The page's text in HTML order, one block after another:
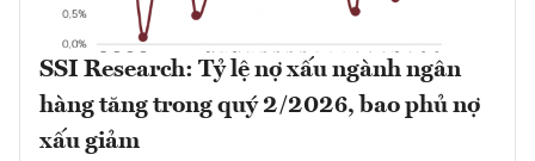
SSI Research: Tỷ lệ nợ xấu ngành ngân
hàng tăng trong quý 2/2026, bao phủ nợ
xấu giảm